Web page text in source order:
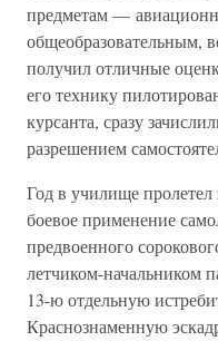
предметам —
общеобразовательным,
получил отличные
его технику
курсанта, сразу
разрешением
Год в училище
боевое применение
предвоенного
летчиком-начальником
13-ю отдельную
Краснознаменную